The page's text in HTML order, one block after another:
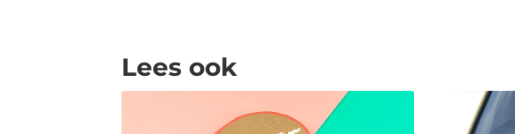
Lees ook